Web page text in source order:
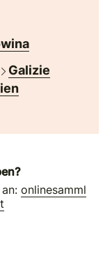
Galizie
an:onlinesamml